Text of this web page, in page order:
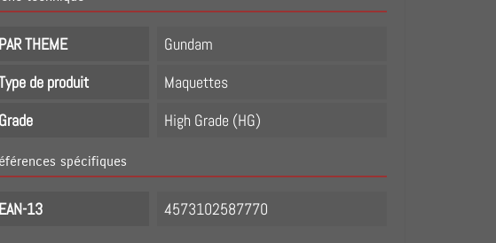
PAR THEME
Gundam
de produit
Maquettes
Grade
High Grade (HG)
spécifiques
EAN-13 4573102587770